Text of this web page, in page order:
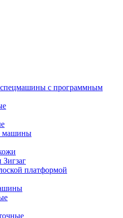
с программным
машины
платформой